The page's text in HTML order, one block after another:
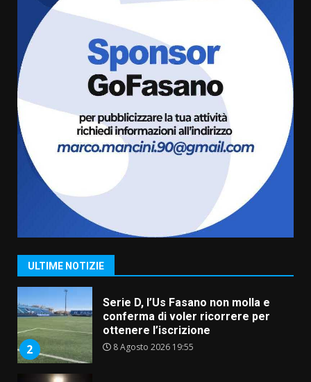
ULTIME NOTIZIE
8 Agosto 2026 07:15
“I Contestatori: Musica di
Rivoluzione”: nuovo
appuntamento con “Fasano in
Banda”
7 Agosto 2026 06:05
US Fasano, Scianaro: “Profonda
amarezza per esclusione dal
campionato di calcio”
7 Agosto 2026 06:00
1
Grande successo per la “Sagra
del Pesce Spada” a Savelletri
9 Agosto 2026 07:32
2
Serie D, l’Us Fasano non molla e
conferma di voler ricorrere per
ottenere l’iscrizione
8 Agosto 2026 19:55